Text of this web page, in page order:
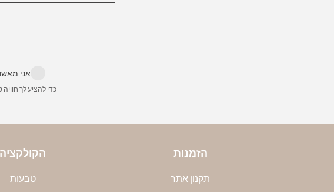
אני
כדי להציע לך
הקולקציה
טבעות
הזמנות
תקנון אתר